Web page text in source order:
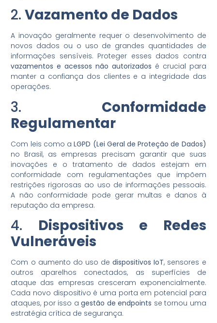
2.Vazamento de Dados
A inovação geralmente requer o desenvolvimento de
novos dados ou o uso de grandes quantidades de
informações sensíveis. Proteger esses dados contra
vazamentos e acessos não autorizados é crucial para
manter a confiança dos clientes e a integridade das
operações.
3. Conformidade
Regulamentar
Com leis como aLGPD (Lei Geral de Proteção de Dados)
no Brasil, as empresas precisam garantir que suas
inovações e o tratamento de dados estejam em
conformidade com regulamentações que impõem
restrições rigorosas ao uso de informações pessoais.
A não conformidade pode gerar multas e danos à
reputação da empresa.
4. Dispositivos e Redes
Vulneráveis
Com o aumento do uso dedispositivos IoT, sensores e
outros aparelhos conectados, as superfícies de
ataque das empresas cresceram exponencialmente.
Cada novo dispositivo é uma porta em potencial para
ataques, por isso agestão de endpoints se tornou uma
estratégia crítica de segurança.